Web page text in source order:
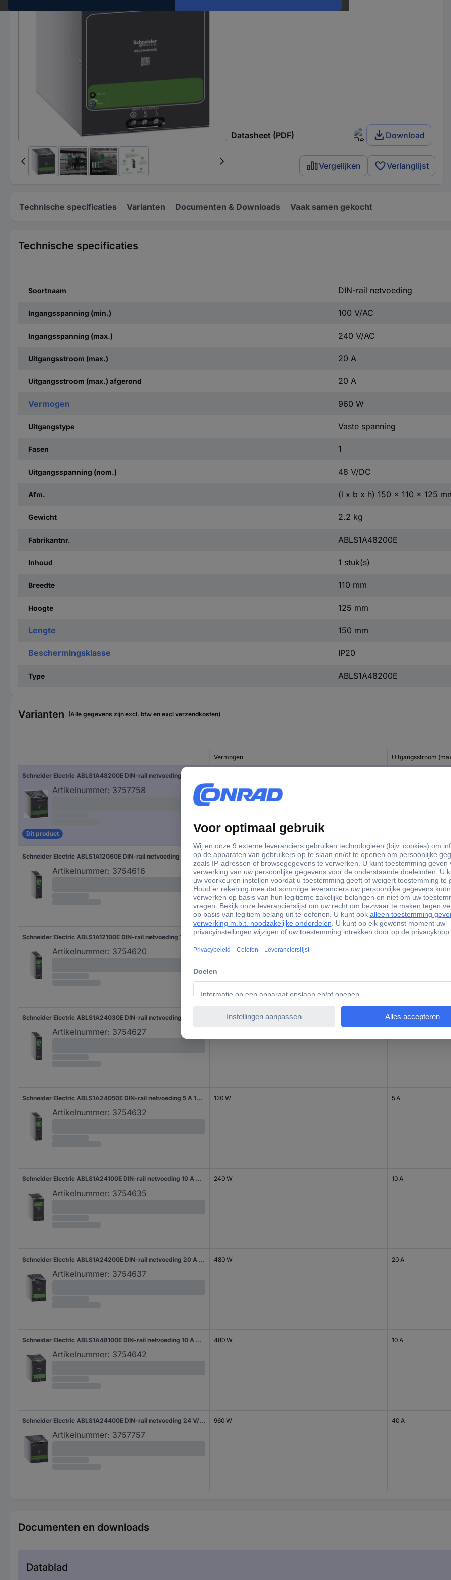
Datasheet (PDF) Download
Vergelijken Verlanglijst
Technische specificaties Varianten Documenten & Downloads Vaak samen gekocht
Technische specificaties
Soortnaam DIN-rail netvoeding
Ingangsspanning (min.) 100 V/AC
Ingangsspanning (max.) 240 V/AC
Uitgangsstroom (max.) 20 A
Uitgangsstroom (max.) afgerond 20 A
Vermogen 960 W
Uitgangstype Vaste spanning
Fasen 1
Uitgangsspanning (nom.) 48 V/DC
Afm. (l x b x h) 150 x 110 x 125
Gewicht 2.2 kg
Fabrikantnr. ABLS1A48200E
Inhoud 1 stuk(s)
Breedte 110 mm
Hoogte 125 mm
Lengte 150 mm
Beschermingsklasse IP20
Type ABLS1A48200E
Varianten (Alle gegevens zijn excl. btw en excl verzendkosten)
Vermogen Uitgangsstroom
Artikelnummer: 3757758
Dit product
Schneider Electric ABLS1A12060E DIN-rail netvoeding 6.3 A 75 W Inhoud 1 stuk(s)
Artikelnummer: 3754616
75 W 6.3 A
Schneider Electric ABLS1A12100E DIN-rail netvoeding 10 A 120 W Inhoud 1 stuk(s)
Artikelnummer: 3754620
120 W 10 A
Artikelnummer: 3754627
3.2 A
Schneider Electric ABLS1A24050E DIN-rail netvoeding 5 A 120 W Inhoud 1 stuk(s)
Artikelnummer: 3754632
120 W 5 A
Schneider Electric ABLS1A24100E DIN-rail netvoeding 10 A 240 W Inhoud 1 stuk(s)
Artikelnummer: 3754635
240 W 10 A
Schneider Electric ABLS1A24200E DIN-rail netvoeding 20 A 480 W Inhoud 1 stuk(s)
Artikelnummer: 3754637
480 W 20 A
Schneider Electric ABLS1A48100E DIN-rail netvoeding 10 A 480 W Inhoud 1 stuk(s)
Artikelnummer: 3754642
480 W 10 A
Schneider Electric ABLS1A24400E DIN-rail netvoeding 24 V/DC 40 A 960 W Inhoud 1 stuk(s)
Artikelnummer: 3757757
960 W 40 A
Documenten en downloads
Datablad